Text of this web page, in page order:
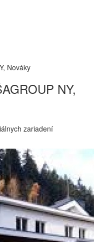
NY,
zariadení